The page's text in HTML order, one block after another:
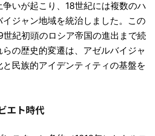
争いが起こり、18世紀には複数のハ
イジャン地域を統治しました。この
世紀初頭のロシア帝国の進出まで続
らの歴史的変遷は、アゼルバイジャ
と民族的アイデンティティの基盤を
エト時代